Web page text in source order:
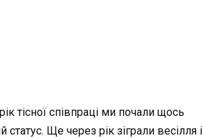
тісної співпраці ми почали щось
Ще через рік зіграли весілля і